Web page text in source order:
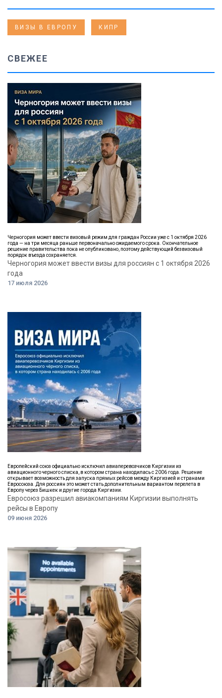
ВИЗЫ В ЕВРОПУ КИПР
СВЕЖЕЕ
Черногория может ввести визовый режим для граждан России уже с 1 октября 2026
года — на три месяца раньше первоначально ожидаемого срока. Окончательное
решение правительства пока не опубликовано, поэтому действующий безвизовый
порядок въезда сохраняется.
Черногория может ввести визы для россиян с 1 октября 2026
года
17 июля 2026
Европейский союз официально исключил авиаперевозчиков Киргизии из
авиационного черного списка, в котором страна находилась с 2006 года. Решение
открывает возможность для запуска прямых рейсов между Киргизией и странами
Евросоюза. Для россиян это может стать дополнительным вариантом перелета в
Европу через Бишкек и другие города Киргизии.
Евросоюз разрешил авиакомпаниям Киргизии выполнять
рейсы в Европу
09 июня 2026